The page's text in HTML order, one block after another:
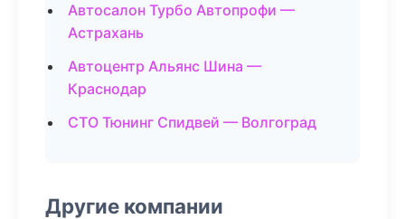
Автосалон Турбо Автопрофи —
Астрахань
Автоцентр Альянс Шина —
Краснодар
СТО Тюнинг Спидвей — Волгоград
Другие компании